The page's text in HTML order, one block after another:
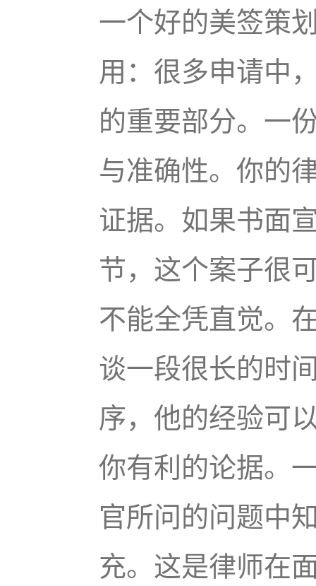
一个好的美签策
用：很多申请中
的重要部分。一
与准确性。你的
证据。如果书面
节，这个案子很
不能全凭直觉。
谈一段很长的时
序，他的经验可
你有利的论据。
官所问的问题中
充。这是律师在